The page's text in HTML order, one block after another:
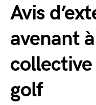
Avis
avenant
golf